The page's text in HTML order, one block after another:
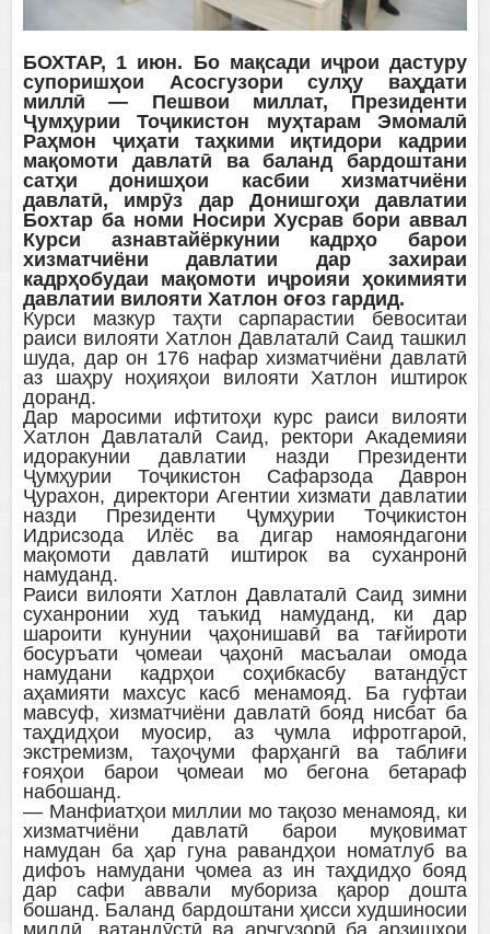
БОХТАР, 1 июн. Бо мақсади иҷрои дастуру
супоришҳои Асосгузори сулҳу ваҳдати
миллӣ — Пешвои миллат, Президенти
Ҷумҳурии Тоҷикистон муҳтарам Эмомалӣ
Раҳмон ҷиҳати таҳкими иқтидори кадрии
мақомоти давлатӣ ва баланд бардоштани
сатҳи донишҳои касбии хизматчиёни
давлатӣ, имрӯз дар Донишгоҳи давлатии
Бохтар ба номи Носири Хусрав бори аввал
Курси азнавтайёркунии кадрҳо барои
хизматчиёни давлатии дар захираи
кадрҳобудаи мақомоти иҷроияи ҳокимияти
давлатии вилояти Хатлон оғоз гардид.
Курси мазкур таҳти сарпарастии бевоситаи
раиси вилояти Хатлон Давлаталӣ Саид ташкил
шуда, дар он 176 нафар хизматчиёни давлатӣ
аз шаҳру ноҳияҳои вилояти Хатлон иштирок
доранд.
Дар маросими ифтитоҳи курс раиси вилояти
Хатлон Давлаталӣ Саид, ректори Академияи
идоракунии давлатии назди Президенти
Ҷумҳурии Тоҷикистон Сафарзода Даврон
Ҷурахон, директори Агентии хизмати давлатии
назди Президенти Ҷумҳурии Тоҷикистон
Идрисзода Илёс ва дигар намояндагони
мақомоти давлатӣ иштирок ва суханронӣ
намуданд.
Раиси вилояти Хатлон Давлаталӣ Саид зимни
суханронии худ таъкид намуданд, ки дар
шароити кунунии ҷаҳонишавӣ ва тағйироти
босуръати ҷомеаи ҷаҳонӣ масъалаи омода
намудани кадрҳои соҳибкасбу ватандӯст
аҳамияти махсус касб менамояд. Ба гуфтаи
мавсуф, хизматчиёни давлатӣ бояд нисбат ба
таҳдидҳои муосир, аз ҷумла ифротгароӣ,
экстремизм, таҳоҷуми фарҳангӣ ва таблиғи
ғояҳои барои ҷомеаи мо бегона бетараф
набошанд.
— Манфиатҳои миллии мо тақозо менамояд, ки
хизматчиёни давлатӣ барои муқовимат
намудан ба ҳар гуна равандҳои номатлуб ва
дифоъ намудани ҷомеа аз ин таҳдидҳо бояд
дар сафи аввали мубориза қарор дошта
бошанд. Баланд бардоштани ҳисси худшиносии
миллӣ, ватандӯстӣ ва арҷгузорӣ ба арзишҳои